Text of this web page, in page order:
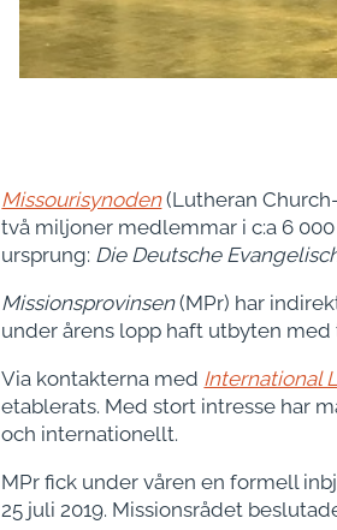
Missourisynoden(Lutheran
två miljoner medlemmar i c:a 6
ursprung: Die Deutsche
Missionsprovinsen(MPr) har
under årens lopp haft utbyten
Via kontakterna med International
etablerats. Med stort intresse har
och internationellt.
MPr fick under våren en formell
25 juli 2019. Missionsrådet